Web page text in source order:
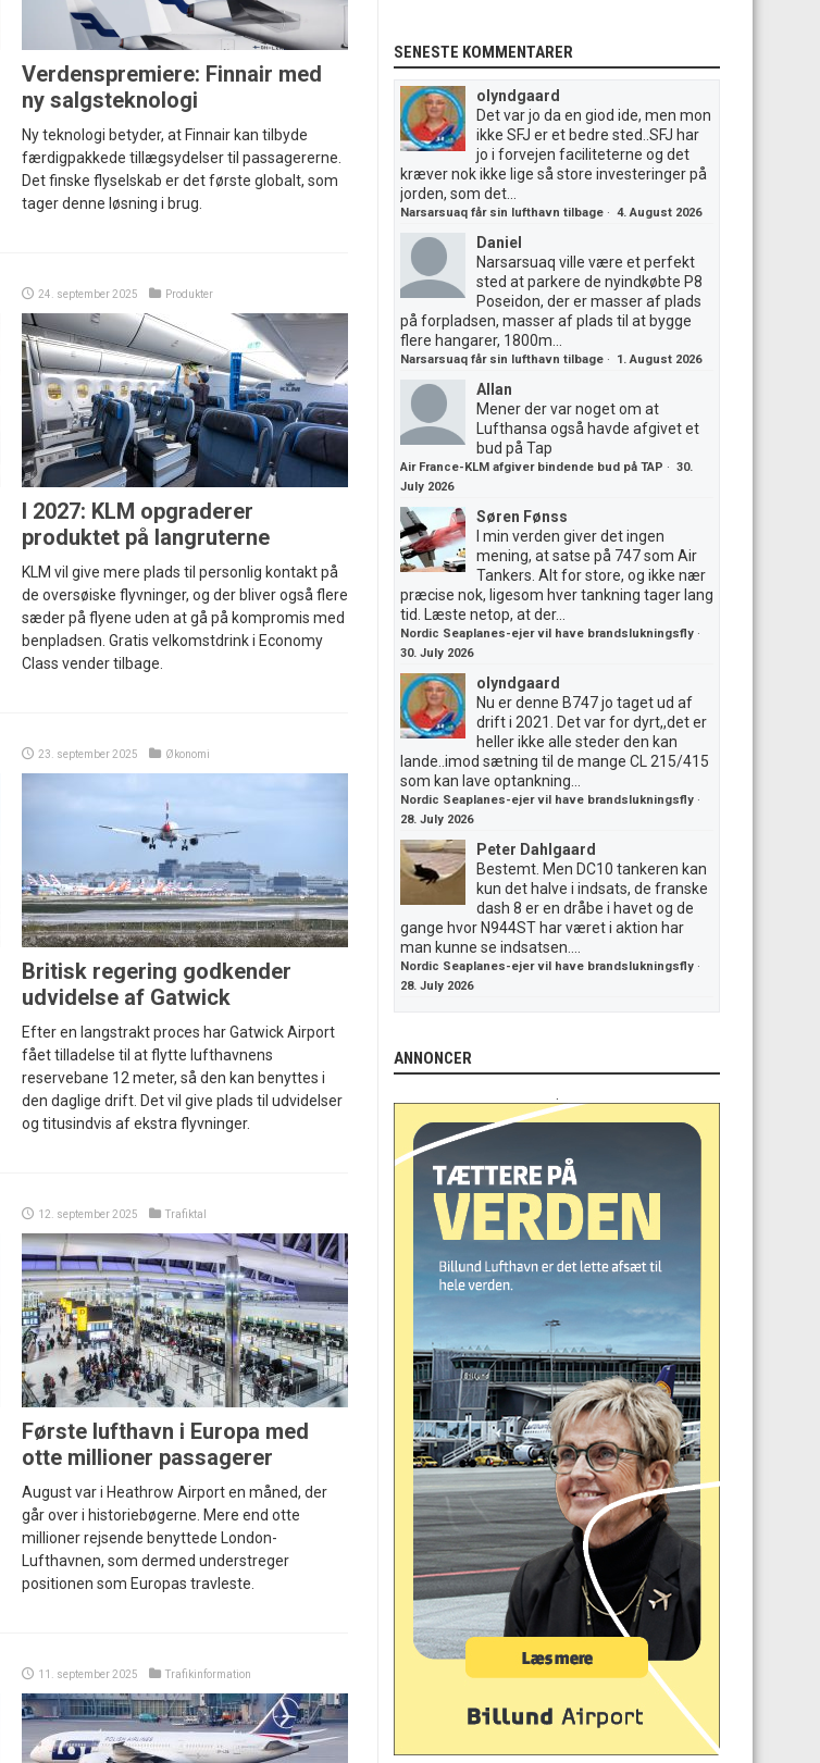
Verdenspremiere: Finnair med
ny salgsteknologi
Ny teknologi betyder, at Finnair kan tilbyde
færdigpakkede tillægsydelser til passagererne.
Det finske flyselskab er det første globalt, som
tager denne løsning i brug.
24. september 2025 Produkter
I 2027: KLM opgraderer
produktet på langruterne
KLM vil give mere plads til personlig kontakt på
de oversøiske flyvninger, og der bliver også flere
sæder på flyene uden at gå på kompromis med
benpladsen. Gratis velkomstdrink i Economy
Class vender tilbage.
23. september 2025 Økonomi
Britisk regering godkender
udvidelse af Gatwick
Efter en langstrakt proces har Gatwick Airport
fået tilladelse til at flytte lufthavnens
reservebane 12 meter, så den kan benyttes i
den daglige drift. Det vil give plads til udvidelser
og titusindvis af ekstra flyvninger.
12. september 2025 Trafiktal
Første lufthavn i Europa med
otte millioner passagerer
August var i Heathrow Airport en måned, der
går over i historiebøgerne. Mere end otte
millioner rejsende benyttede London-
Lufthavnen, som dermed understreger
positionen som Europas travleste.
11. september 2025 Trafikinformation
SENESTE KOMMENTARER
olyndgaard
Det var jo da en giod ide, men mon
ikke SFJ er et bedre sted..SFJ har
jo i forvejen faciliteterne og det
kræver nok ikke lige så store investeringer på
jorden, som det...
Narsarsuaq får sin lufthavn tilbage · 4. August 2026
Daniel
Narsarsuaq ville være et perfekt
sted at parkere de nyindkøbte P8
Poseidon, der er masser af plads
på forpladsen, masser af plads til at bygge
flere hangarer, 1800m...
Narsarsuaq får sin lufthavn tilbage · 1. August 2026
Allan
Mener der var noget om at
Lufthansa også havde afgivet et
bud på Tap
Air France-KLM afgiver bindende bud på TAP · 30.
July 2026
Søren Fønss
I min verden giver det ingen
mening, at satse på 747 som Air
Tankers. Alt for store, og ikke nær
præcise nok, ligesom hver tankning tager lang
tid. Læste netop, at der...
Nordic Seaplanes-ejer vil have brandslukningsfly ·
30. July 2026
olyndgaard
Nu er denne B747 jo taget ud af
drift i 2021. Det var for dyrt,,det er
heller ikke alle steder den kan
lande..imod sætning til de mange CL 215/415
som kan lave optankning...
Nordic Seaplanes-ejer vil have brandslukningsfly ·
28. July 2026
Peter Dahlgaard
Bestemt. Men DC10 tankeren kan
kun det halve i indsats, de franske
dash 8 er en dråbe i havet og de
gange hvor N944ST har været i aktion har
man kunne se indsatsen....
Nordic Seaplanes-ejer vil have brandslukningsfly ·
28. July 2026
ANNONCER